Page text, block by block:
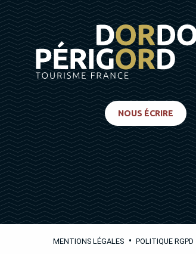
NOUS ÉCRIRE
MENTIONS LÉGALES • POLITIQUE RGPD